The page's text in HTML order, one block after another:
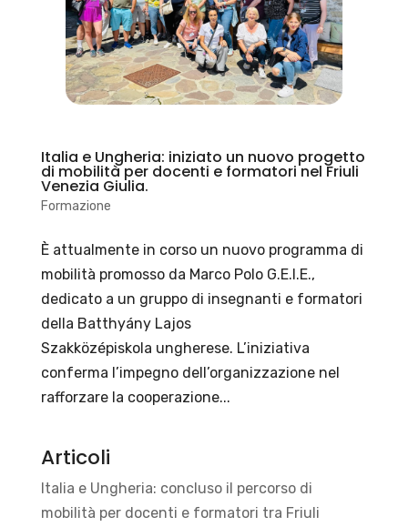
Italia e Ungheria: iniziato un nuovo progetto
di mobilità per docenti e formatori nel Friuli
Venezia Giulia.
Formazione
È attualmente in corso un nuovo programma di
mobilità promosso da Marco Polo G.E.I.E.,
dedicato a un gruppo di insegnanti e formatori
della Batthyány Lajos
Szakközépiskola ungherese. L’iniziativa
conferma l’impegno dell’organizzazione nel
rafforzare la cooperazione...
Articoli
Italia e Ungheria: concluso il percorso di
mobilità per docenti e formatori tra Friuli